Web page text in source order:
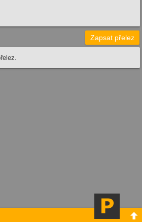
Zapsat přelez
